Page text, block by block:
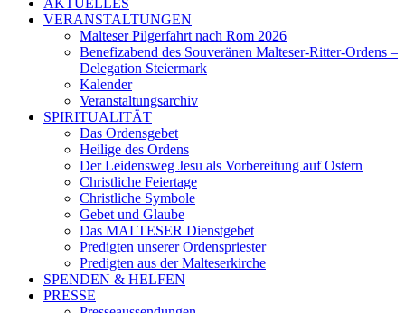
VERANSTALTUNGEN
Malteser Pilgerfahrt nach Rom 2026
Benefizabend des Souveränen Malteser-Ritter-Ordens –
Delegation Steiermark
Kalender
Veranstaltungsarchiv
SPIRITUALITÄT
Das Ordensgebet
Heilige des Ordens
Der Leidensweg Jesu als Vorbereitung auf Ostern
Christliche Feiertage
Christliche Symbole
Gebet und Glaube
Das MALTESER Dienstgebet
Predigten unserer Ordenspriester
Predigten aus der Malteserkirche
SPENDEN & HELFEN
PRESSE